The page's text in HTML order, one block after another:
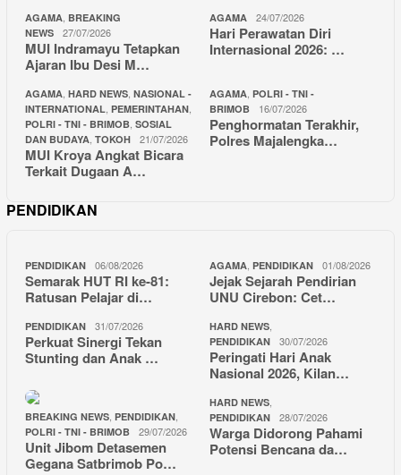
AGAMA, BREAKING
NEWS
27/07/2026
MUI Indramayu Tetapkan
Ajaran Ibu Desi M…
AGAMA 24/07/2026
Hari Perawatan Diri
Internasional 2026: …
AGAMA, HARD NEWS, NASIONAL -
INTERNATIONAL, PEMERINTAHAN,
POLRI - TNI - BRIMOB, SOSIAL
DAN BUDAYA, TOKOH 21/07/2026
MUI Kroya Angkat Bicara
Terkait Dugaan A…
AGAMA, POLRI - TNI -
BRIMOB
16/07/2026
Penghormatan Terakhir,
Polres Majalengka…
PENDIDIKAN
PENDIDIKAN 06/08/2026
Semarak HUT RI ke-81:
Ratusan Pelajar di…
AGAMA, PENDIDIKAN 01/08/2026
Jejak Sejarah Pendirian
UNU Cirebon: Cet…
PENDIDIKAN 31/07/2026
Perkuat Sinergi Tekan
Stunting dan Anak …
HARD NEWS,
PENDIDIKAN 30/07/2026
Peringati Hari Anak
Nasional 2026, Kilan…
BREAKING NEWS, PENDIDIKAN,
POLRI - TNI - BRIMOB 29/07/2026
Unit Jibom Detasemen
Gegana Satbrimob Po…
HARD NEWS,
PENDIDIKAN 28/07/2026
Warga Didorong Pahami
Potensi Bencana da…